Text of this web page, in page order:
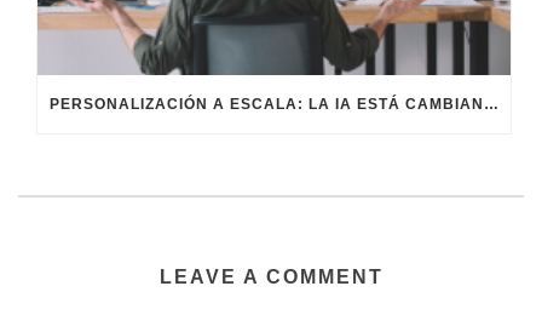
PERSONALIZACIÓN A ESCALA: LA IA ESTÁ CAMBIANDO EL MARKETING
LEAVE A COMMENT